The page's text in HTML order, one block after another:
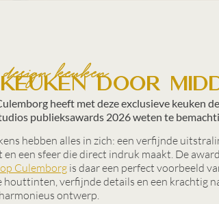
keuken
door
heeft met deze exclusieve keuken
publieksawards 2026 weten te
hebben alles in zich: een verfijnde
een sfeer die direct indruk maakt. De
Culemborg is daar een perfect voorbeeld
houttinten, verfijnde details en een krachtig
ontwerp.